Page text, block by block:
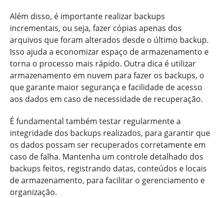
Além disso, é importante realizar backups
incrementais, ou seja, fazer cópias apenas dos
arquivos que foram alterados desde o último backup.
Isso ajuda a economizar espaço de armazenamento e
torna o processo mais rápido. Outra dica é utilizar
armazenamento em nuvem para fazer os backups, o
que garante maior segurança e facilidade de acesso
aos dados em caso de necessidade de recuperação.
É fundamental também testar regularmente a
integridade dos backups realizados, para garantir que
os dados possam ser recuperados corretamente em
caso de falha. Mantenha um controle detalhado dos
backups feitos, registrando datas, conteúdos e locais
de armazenamento, para facilitar o gerenciamento e
organização.